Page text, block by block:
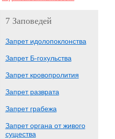
7 Заповедей
Запрет идолопоклонства
Запрет Б-гохульства
Запрет кровопролития
Запрет разврата
Запрет грабежа
Запрет органа от живого
существа